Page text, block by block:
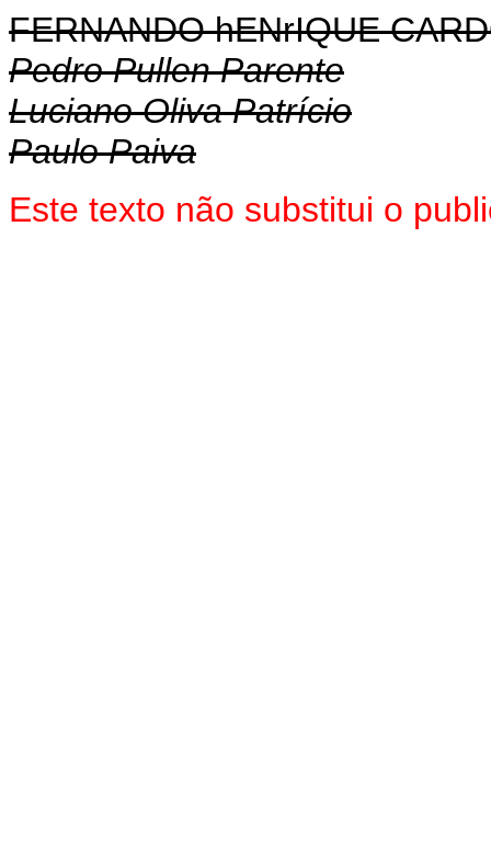
FERNANDO hENrIQUE
Pedro Pullen Parente
Luciano Oliva Patrício
Paulo Paiva
Este texto não substitui o